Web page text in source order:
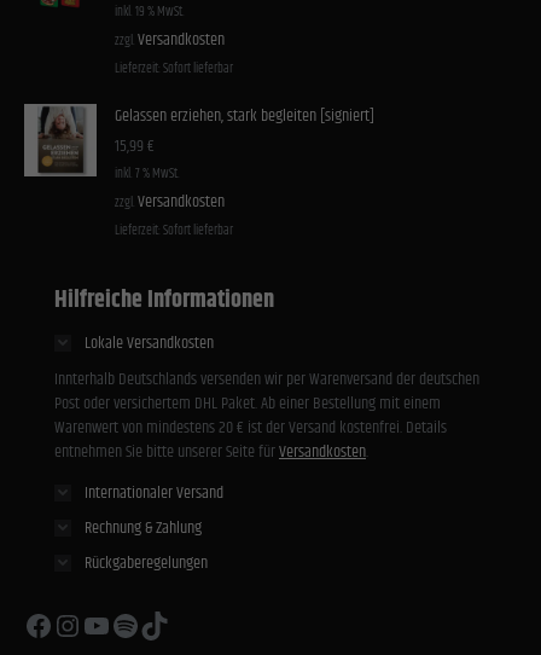
inkl. 19 % MwSt.
zzgl. Versandkosten
Lieferzeit: Sofort lieferbar
Gelassen erziehen, stark begleiten [signiert]
15,99€
inkl. 7 % MwSt.
zzgl. Versandkosten
Lieferzeit: Sofort lieferbar
Hilfreiche Informationen
Lokale Versandkosten
Innterhalb Deutschlands versenden wir per Warenversand der deutschen
Post oder versichertem DHL Paket. Ab einer Bestellung mit einem
Warenwert von mindestens 20 € ist der Versand kostenfrei. Details
entnehmen Sie bitte unserer Seite fürVersandkosten.
Internationaler Versand
Rechnung & Zahlung
Rückgaberegelungen
Facebook
Instagram
YouTube
Spotify
TikTok